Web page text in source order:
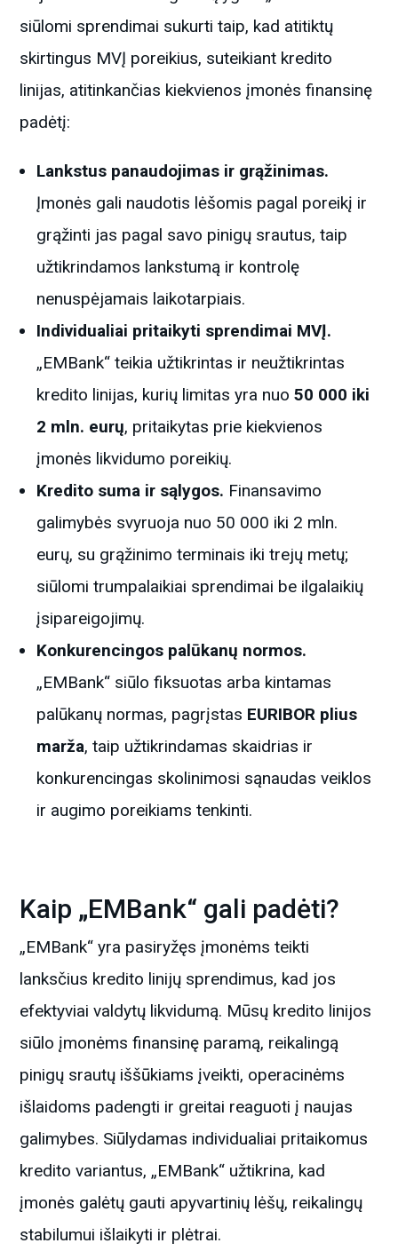
siūlomi sprendimai sukurti taip, kad atitiktų
skirtingus MVĮ poreikius, suteikiant kredito
linijas, atitinkančias kiekvienos įmonės finansinę
padėtį:
Lankstus panaudojimas ir grąžinimas.
Įmonės gali naudotis lėšomis pagal poreikį ir
grąžinti jas pagal savo pinigų srautus, taip
užtikrindamos lankstumą ir kontrolę
nenuspėjamais laikotarpiais.
Individualiai pritaikyti sprendimai MVĮ.
„EMBank“ teikia užtikrintas ir neužtikrintas
kredito linijas, kurių limitas yra nuo50 000 iki
2 mln. eurų, pritaikytas prie kiekvienos
įmonės likvidumo poreikių.
Kredito suma ir sąlygos. Finansavimo
galimybės svyruoja nuo 50 000 iki 2 mln.
eurų, su grąžinimo terminais iki trejų metų;
siūlomi trumpalaikiai sprendimai be ilgalaikių
įsipareigojimų.
Konkurencingos palūkanų normos.
„EMBank“ siūlo fiksuotas arba kintamas
palūkanų normas, pagrįstas EURIBOR plius
marža, taip užtikrindamas skaidrias ir
konkurencingas skolinimosi sąnaudas veiklos
ir augimo poreikiams tenkinti.
Kaip „EMBank“ gali padėti?
„EMBank“ yra pasiryžęs įmonėms teikti
lanksčius kredito linijų sprendimus, kad jos
efektyviai valdytų likvidumą. Mūsų kredito linijos
siūlo įmonėms finansinę paramą, reikalingą
pinigų srautų iššūkiams įveikti, operacinėms
išlaidoms padengti ir greitai reaguoti į naujas
galimybes. Siūlydamas individualiai pritaikomus
kredito variantus, „EMBank“ užtikrina, kad
įmonės galėtų gauti apyvartinių lėšų, reikalingų
stabilumui išlaikyti ir plėtrai.